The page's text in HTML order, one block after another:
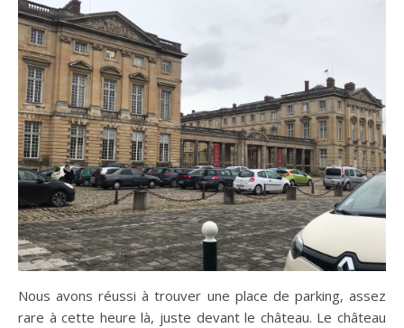
Nous avons réussi à trouver une place de parking, assez
rare à cette heure là, juste devant le château. Le château